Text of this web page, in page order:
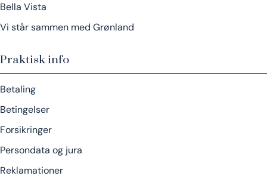
Bella Vista
Vi står sammen med Grønland
Praktisk info
Betaling
Betingelser
Forsikringer
Persondata og jura
Reklamationer